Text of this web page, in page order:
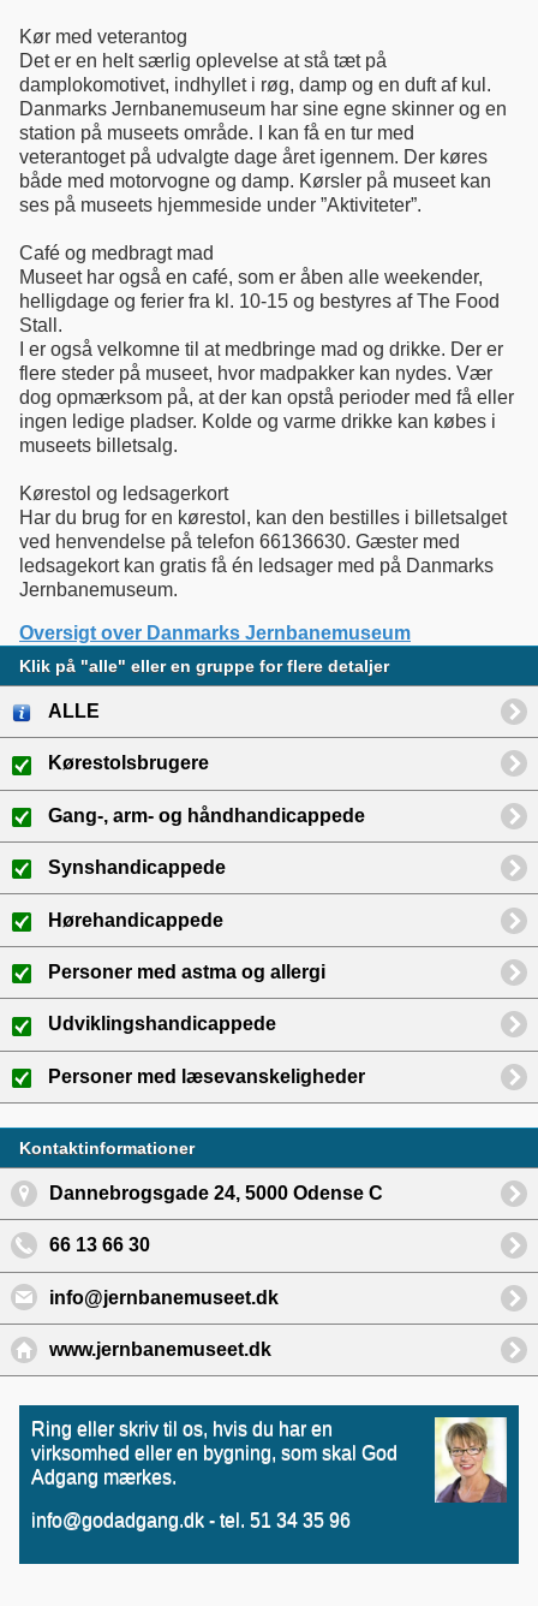
Kør med veterantog
Det er en helt særlig oplevelse at stå tæt på
damplokomotivet, indhyllet i røg, damp og en duft af kul.
Danmarks Jernbanemuseum har sine egne skinner og en
station på museets område. I kan få en tur med
veterantoget på udvalgte dage året igennem. Der køres
både med motorvogne og damp. Kørsler på museet kan
ses på museets hjemmeside under ”Aktiviteter”.
Café og medbragt mad
Museet har også en café, som er åben alle weekender,
helligdage og ferier fra kl. 10-15 og bestyres af The Food
Stall.
I er også velkomne til at medbringe mad og drikke. Der er
flere steder på museet, hvor madpakker kan nydes. Vær
dog opmærksom på, at der kan opstå perioder med få eller
ingen ledige pladser. Kolde og varme drikke kan købes i
museets billetsalg.
Kørestol og ledsagerkort
Har du brug for en kørestol, kan den bestilles i billetsalget
ved henvendelse på telefon 66136630. Gæster med
ledsagekort kan gratis få én ledsager med på Danmarks
Jernbanemuseum.
Oversigt over Danmarks Jernbanemuseum
Klik på "alle" eller en gruppe for flere detaljer
ALLE
Kørestolsbrugere
Gang-, arm- og håndhandicappede
Synshandicappede
Hørehandicappede
Personer med astma og allergi
Udviklingshandicappede
Personer med læsevanskeligheder
Kontaktinformationer
Dannebrogsgade 24, 5000 Odense C
66 13 66 30
info@jernbanemuseet.dk
www.jernbanemuseet.dk
Ring eller skriv til os, hvis du har en
virksomhed eller en bygning, som skal God
Adgang mærkes.
info@godadgang.dk - tel. 51 34 35 96